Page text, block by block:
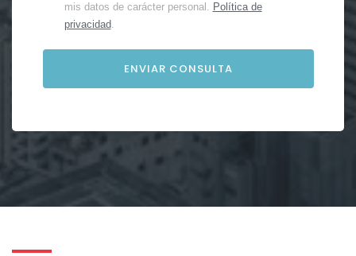
mis datos de carácter personal. Política de
privacidad.